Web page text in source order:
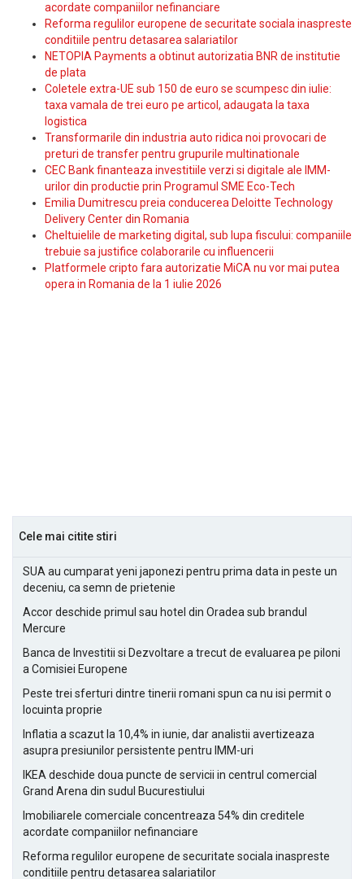
acordate companiilor nefinanciare
Reforma regulilor europene de securitate sociala inaspreste
conditiile pentru detasarea salariatilor
NETOPIA Payments a obtinut autorizatia BNR de institutie
de plata
Coletele extra-UE sub 150 de euro se scumpesc din iulie:
taxa vamala de trei euro pe articol, adaugata la taxa
logistica
Transformarile din industria auto ridica noi provocari de
preturi de transfer pentru grupurile multinationale
CEC Bank finanteaza investitiile verzi si digitale ale IMM-
urilor din productie prin Programul SME Eco-Tech
Emilia Dumitrescu preia conducerea Deloitte Technology
Delivery Center din Romania
Cheltuielile de marketing digital, sub lupa fiscului: companiile
trebuie sa justifice colaborarile cu influencerii
Platformele cripto fara autorizatie MiCA nu vor mai putea
opera in Romania de la 1 iulie 2026
Cele mai citite stiri
SUA au cumparat yeni japonezi pentru prima data in peste un
deceniu, ca semn de prietenie
Accor deschide primul sau hotel din Oradea sub brandul
Mercure
Banca de Investitii si Dezvoltare a trecut de evaluarea pe piloni
a Comisiei Europene
Peste trei sferturi dintre tinerii romani spun ca nu isi permit o
locuinta proprie
Inflatia a scazut la 10,4% in iunie, dar analistii avertizeaza
asupra presiunilor persistente pentru IMM-uri
IKEA deschide doua puncte de servicii in centrul comercial
Grand Arena din sudul Bucurestiului
Imobiliarele comerciale concentreaza 54% din creditele
acordate companiilor nefinanciare
Reforma regulilor europene de securitate sociala inaspreste
conditiile pentru detasarea salariatilor